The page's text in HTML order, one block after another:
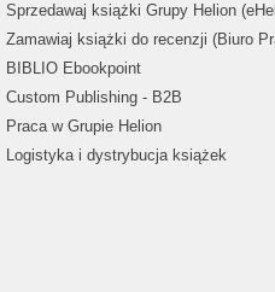
Sprzedawaj książki Grupy Helion
Zamawiaj książki do recenzji (Biuro
BIBLIO Ebookpoint
Custom Publishing - B2B
Praca w Grupie Helion
Logistyka i dystrybucja książek